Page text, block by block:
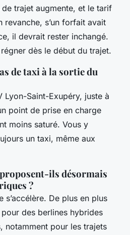
trajet augmente, et le tarif
revanche, s’un forfait avait
il devrait rester inchangé.
dès le début du trajet.
de taxi à la sortie du
Lyon-Saint-Exupéry, juste à
point de prise en charge
moins saturé. Vous y
un taxi, même aux
ils désormais
?
s’accélère. De plus en plus
des berlines hybrides
notamment pour les trajets